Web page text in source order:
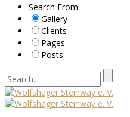
Search From:
Gallery
Clients
Pages
Posts